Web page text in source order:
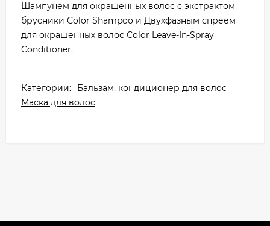
Шампунем для окрашенных волос с экстрактом
брусники Color Shampoo и Двухфазным спреем
для окрашенных волос Color Leave-In-Spray
Conditioner.
Категории:
Бальзам, кондиционер для волос
Маска для волос